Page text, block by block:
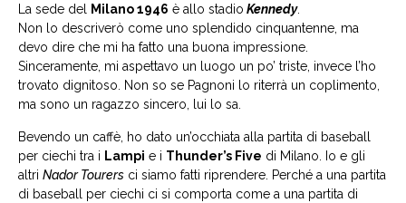
La sede del Milano 1946 è allo stadio Kennedy.
Non lo descriverò come uno splendido cinquantenne, ma
devo dire che mi ha fatto una buona impressione.
Sinceramente, mi aspettavo un luogo un po’ triste, invece l’ho
trovato dignitoso. Non so se Pagnoni lo riterrà un coplimento,
ma sono un ragazzo sincero, lui lo sa.
Bevendo un caffè, ho dato un’occhiata alla partita di baseball
per ciechi tra i Lampi e i Thunder’s Five di Milano. Io e gli
altri Nador Tourers ci siamo fatti riprendere. Perché a una partita
di baseball per ciechi ci si comporta come a una partita di